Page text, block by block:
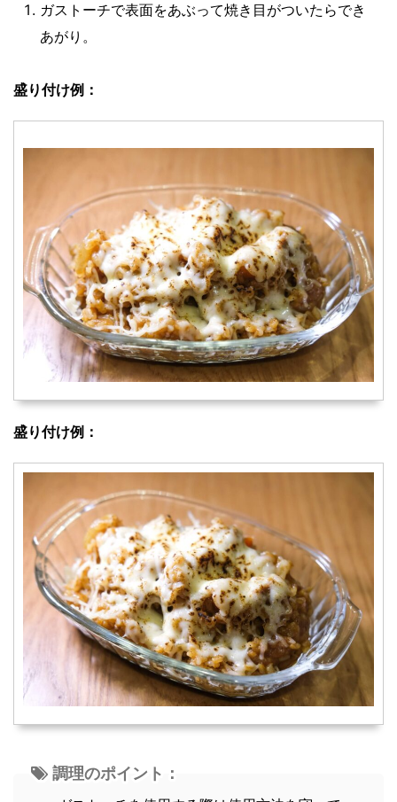
ガストーチで表面をあぶって焼き目がついたらでき
あがり。
盛り付け例：
盛り付け例：
調理のポイント：